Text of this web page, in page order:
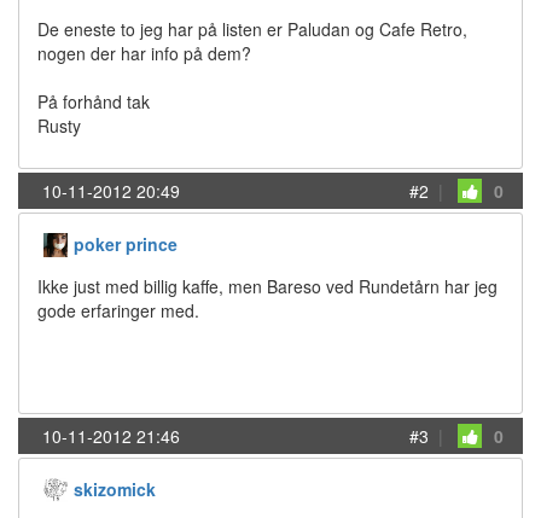
De eneste to jeg har på listen er Paludan og Cafe Retro,
nogen der har info på dem?
På forhånd tak
Rusty
10-11-2012 20:49 #2 | 0
poker prince
Ikke just med billig kaffe, men Bareso ved Rundetårn har jeg
gode erfaringer med.
10-11-2012 21:46 #3 | 0
skizomick